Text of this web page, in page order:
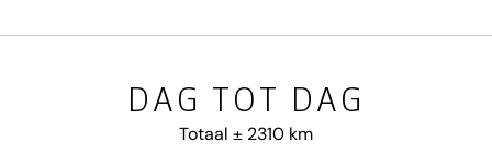
DAG TOT DAG
Totaal ± 2310 km